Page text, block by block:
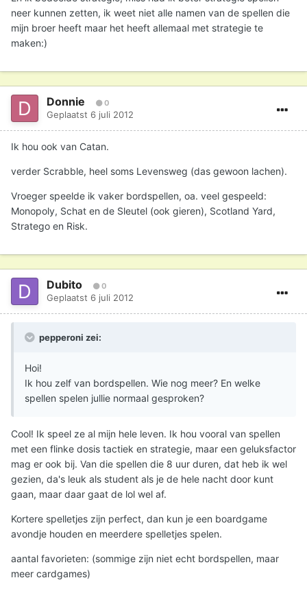
neer kunnen zetten, ik weet niet alle namen van de spellen die
mijn broer heeft maar het heeft allemaal met strategie te
maken:)
Donnie 0
Geplaatst 6 juli 2012
Ik hou ook van Catan.
verder Scrabble, heel soms Levensweg (das gewoon lachen).
Vroeger speelde ik vaker bordspellen, oa. veel gespeeld:
Monopoly, Schat en de Sleutel (ook gieren), Scotland Yard,
Stratego en Risk.
Dubito 0
Geplaatst 6 juli 2012
pepperoni zei:
Hoi!
Ik hou zelf van bordspellen. Wie nog meer? En welke
spellen spelen jullie normaal gesproken?
Cool! Ik speel ze al mijn hele leven. Ik hou vooral van spellen
met een flinke dosis tactiek en strategie, maar een geluksfactor
mag er ook bij. Van die spellen die 8 uur duren, dat heb ik wel
gezien, da's leuk als student als je de hele nacht door kunt
gaan, maar daar gaat de lol wel af.
Kortere spelletjes zijn perfect, dan kun je een boardgame
avondje houden en meerdere spelletjes spelen.
aantal favorieten: (sommige zijn niet echt bordspellen, maar
meer cardgames)